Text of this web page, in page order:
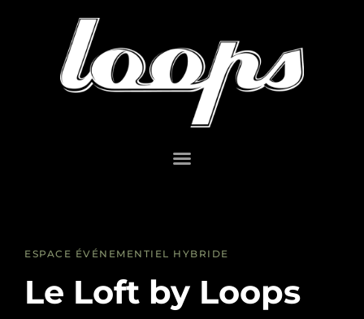
ESPACE ÉVÉNEMENTIEL HYBRIDE
Le Loft by Loops